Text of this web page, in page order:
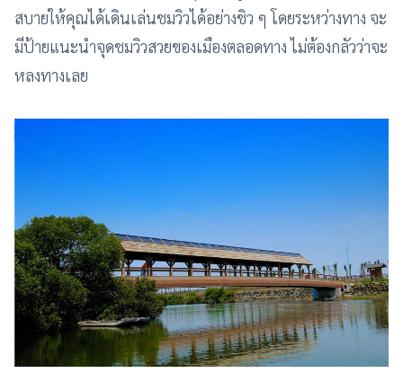
สบายให้คุณได้เดินเล่นชมวิวได้อย่างชิว ๆ โดยระหว่างทาง จะ
มีป้ายแนะนำจุดชมวิวสวยของเมืองตลอดทาง ไม่ต้องกลัวว่าจะ
หลงทางเลย